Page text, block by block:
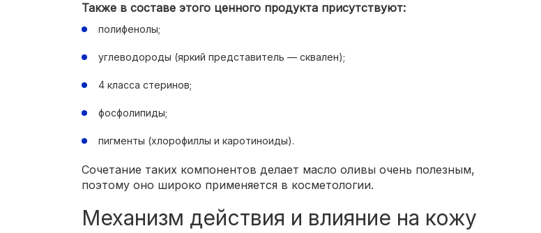
Также в составе этого ценного продукта присутствуют:
полифенолы;
углеводороды (яркий представитель — сквален);
4 класса стеринов;
фосфолипиды;
пигменты (хлорофиллы и каротиноиды).
Сочетание таких компонентов делает масло оливы очень полезным,
поэтому оно широко применяется в косметологии.
Механизм действия и влияние на кожу